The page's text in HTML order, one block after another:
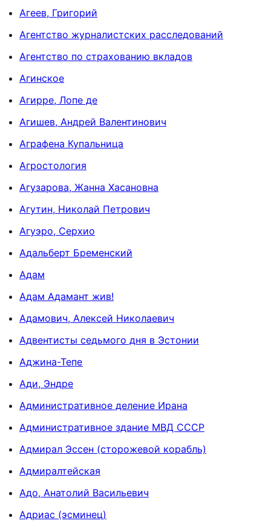
Агеев, Григорий
Агентство журналистских расследований
Агентство по страхованию вкладов
Агинское
Агирре, Лопе де
Агишев, Андрей Валентинович
Аграфена Купальница
Агростология
Агузарова, Жанна Хасановна
Агутин, Николай Петрович
Агуэро, Серхио
Адальберт Бременский
Адам
Адам Адамант жив!
Адамович, Алексей Николаевич
Адвентисты седьмого дня в Эстонии
Аджина-Тепе
Ади, Эндре
Административное деление Ирана
Административное здание МВД СССР
Адмирал Эссен (сторожевой корабль)
Адмиралтейская
Адо, Анатолий Васильевич
Адриас (эсминец)